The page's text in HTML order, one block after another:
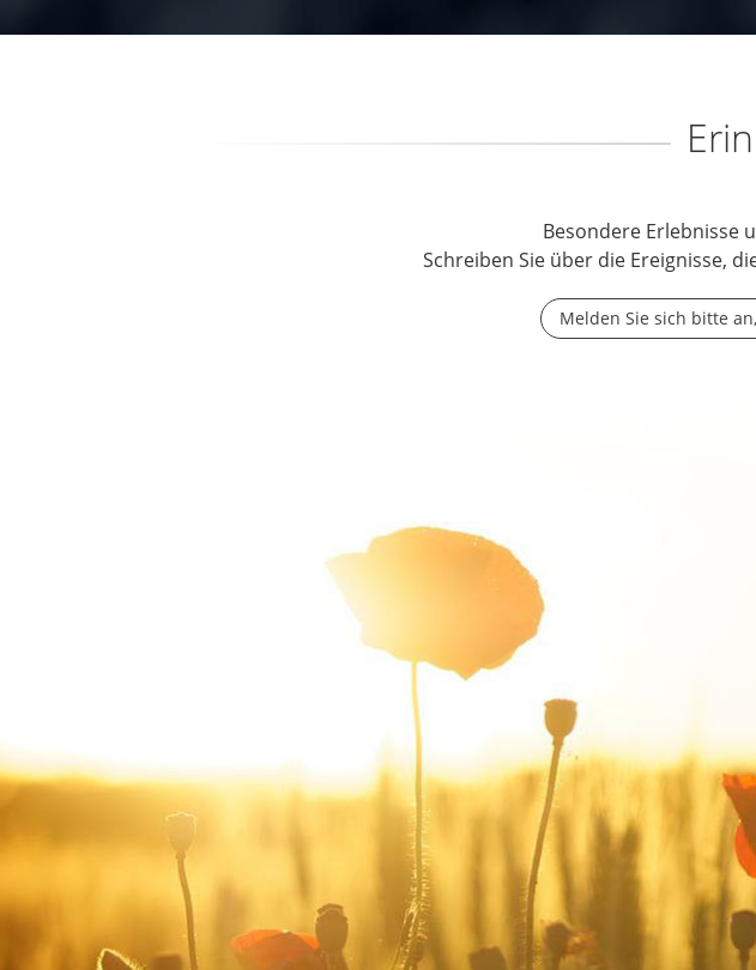
Besondere Erlebnisse
Schreiben Sie über die Ereignisse,
Melden Sie sich bitte